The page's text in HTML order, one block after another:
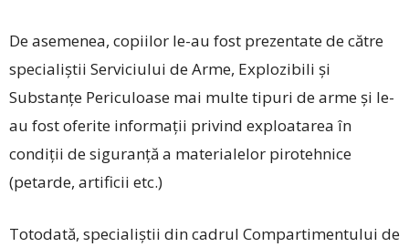
De asemenea, copiilor le-au fost prezentate de către
specialiștii Serviciului de Arme, Explozibili și
Substanțe Periculoase mai multe tipuri de arme și le-
au fost oferite informații privind exploatarea în
condiții de siguranță a materialelor pirotehnice
(petarde, artificii etc.)
Totodată, specialiștii din cadrul Compartimentului de